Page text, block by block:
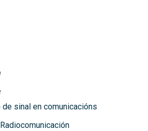
de sinal en comunicacións
Radiocomunicación